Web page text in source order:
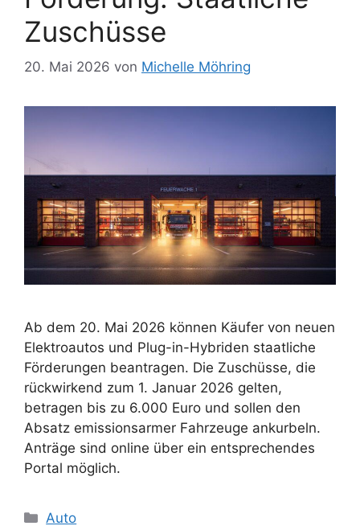
Zuschüsse
20. Mai 2026 von Michelle Möhring
Ab dem 20. Mai 2026 können Käufer von neuen
Elektroautos und Plug-in-Hybriden staatliche
Förderungen beantragen. Die Zuschüsse, die
rückwirkend zum 1. Januar 2026 gelten,
betragen bis zu 6.000 Euro und sollen den
Absatz emissionsarmer Fahrzeuge ankurbeln.
Anträge sind online über ein entsprechendes
Portal möglich.
Kategorien
Auto